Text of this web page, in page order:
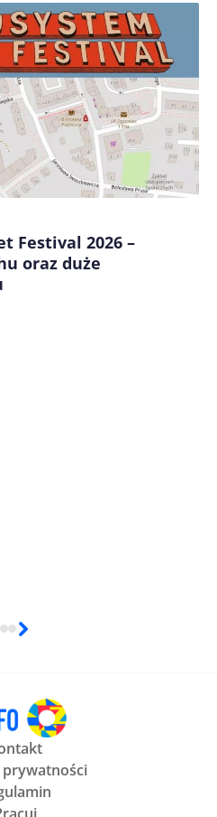
w tej przeglądarce podczas
Festival 2026 –
oraz duże